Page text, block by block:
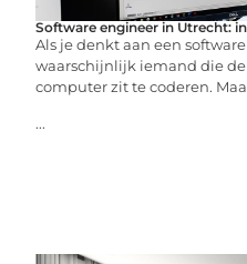
Software engineer in Utrecht:
Als je denkt aan een
waarschijnlijk iemand die
computer zit te coderen.
...